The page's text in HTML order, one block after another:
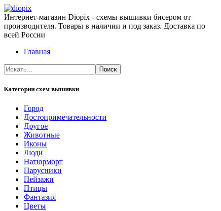
Интернет-магазин Diopix - схемы вышивки бисером от
производителя. Товары в наличии и под заказ. Доставка по
всей России
Главная
Категории схем вышивки
Город
Достопримечательности
Другое
Животные
Иконы
Люди
Натюрморт
Парусники
Пейзажи
Птицы
Фантазия
Цветы